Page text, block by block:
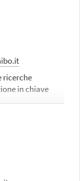
ricerche
in chiave
si
l'infanzia e
traduzione